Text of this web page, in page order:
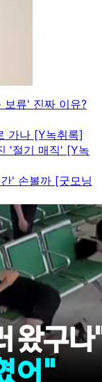
보류' 진짜 이유?
가나 [Y녹취록]
'절기 매직' [Y녹
' 손볼까 [굿모닝